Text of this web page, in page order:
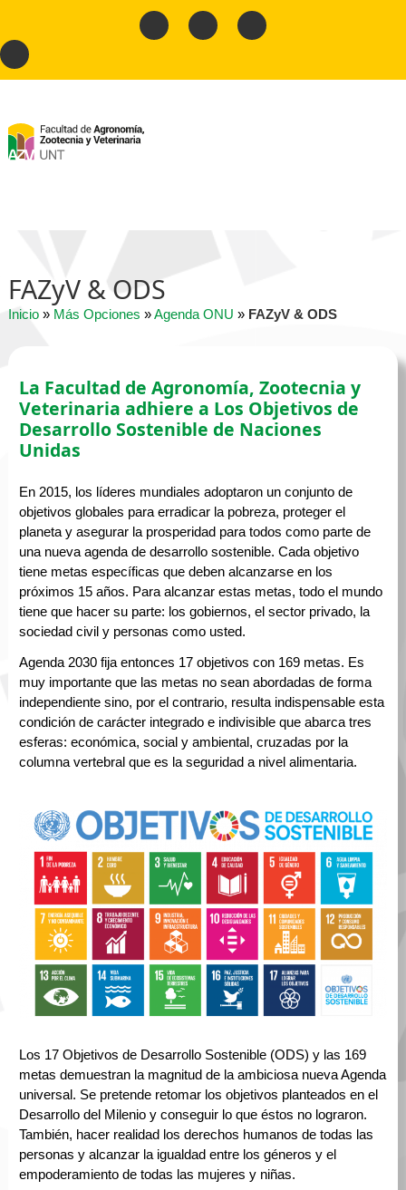
FAZyV & ODS
Inicio » Más Opciones »Agenda ONU » FAZyV & ODS
La Facultad de Agronomía, Zootecnia y
Veterinaria adhiere a Los Objetivos de
Desarrollo Sostenible de Naciones
Unidas
En 2015, los líderes mundiales adoptaron un conjunto de
objetivos globales para erradicar la pobreza, proteger el
planeta y asegurar la prosperidad para todos como parte de
una nueva agenda de desarrollo sostenible. Cada objetivo
tiene metas específicas que deben alcanzarse en los
próximos 15 años. Para alcanzar estas metas, todo el mundo
tiene que hacer su parte: los gobiernos, el sector privado, la
sociedad civil y personas como usted.
Agenda 2030 fija entonces 17 objetivos con 169 metas. Es
muy importante que las metas no sean abordadas de forma
independiente sino, por el contrario, resulta indispensable esta
condición de carácter integrado e indivisible que abarca tres
esferas: económica, social y ambiental, cruzadas por la
columna vertebral que es la seguridad a nivel alimentaria.
Los 17 Objetivos de Desarrollo Sostenible (ODS) y las 169
metas demuestran la magnitud de la ambiciosa nueva Agenda
universal. Se pretende retomar los objetivos planteados en el
Desarrollo del Milenio y conseguir lo que éstos no lograron.
También, hacer realidad los derechos humanos de todas las
personas y alcanzar la igualdad entre los géneros y el
empoderamiento de todas las mujeres y niñas.